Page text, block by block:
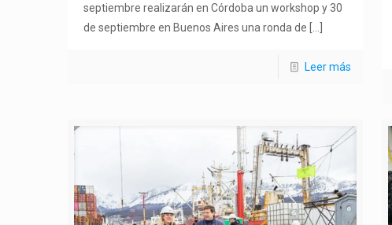
septiembre realizarán en Córdoba un workshop y 30
de septiembre en Buenos Aires una ronda de
Leer más